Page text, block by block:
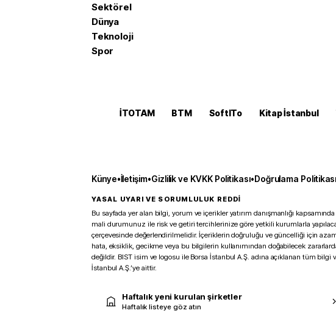
Sektörel
Dünya
Teknoloji
Spor
İTOTAM BTM SoftITo Kitap İstanbul
Künye•İletişim•Gizlilik ve KVKK Politikası•Doğrulama Politikası
YASAL UYARI VE SORUMLULUK REDDİ
Bu sayfada yer alan bilgi, yorum ve içerikler yatırım danışmanlığı
mali durumunuz ile risk ve getiri tercihlerinize göre yetkili kurumlarla
çerçevesinde değerlendirilmelidir. İçeriklerin doğruluğu ve güncelliği için
hata, eksiklik, gecikme veya bu bilgilerin kullanımından doğabilecek
değildir. BIST isim ve logosu ile Borsa İstanbul A.Ş. adına açıklanan tüm bilgi
İstanbul A.Ş.’ye aittir.
Haftalık yeni kurulan şirketler
Haftalık listeye göz atın